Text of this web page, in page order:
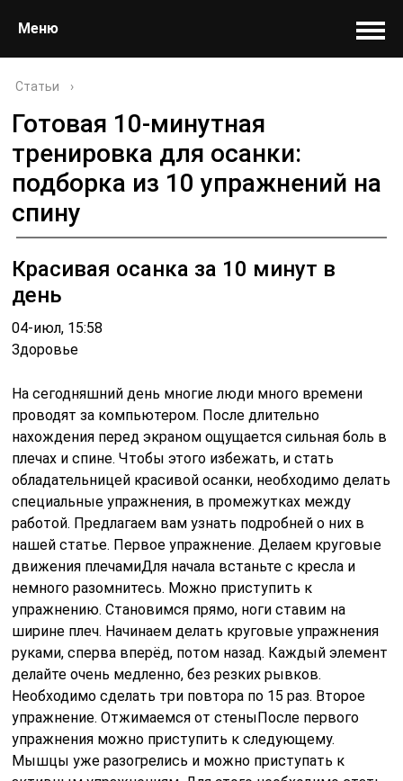
Меню
Статьи ›
Готовая 10-минутная
тренировка для осанки:
подборка из 10 упражнений на
спину
Красивая осанка за 10 минут в
день
04-июл, 15:58
Здоровье
На сегодняшний день многие люди много времени
проводят за компьютером. После длительно
нахождения перед экраном ощущается сильная боль в
плечах и спине. Чтобы этого избежать, и стать
обладательницей красивой осанки, необходимо делать
специальные упражнения, в промежутках между
работой. Предлагаем вам узнать подробней о них в
нашей статье. Первое упражнение. Делаем круговые
движения плечамиДля начала встаньте с кресла и
немного разомнитесь. Можно приступить к
упражнению. Становимся прямо, ноги ставим на
ширине плеч. Начинаем делать круговые упражнения
руками, сперва вперёд, потом назад. Каждый элемент
делайте очень медленно, без резких рывков.
Необходимо сделать три повтора по 15 раз. Второе
упражнение. Отжимаемся от стеныПосле первого
упражнения можно приступить к следующему.
Мышцы уже разогрелись и можно приступать к